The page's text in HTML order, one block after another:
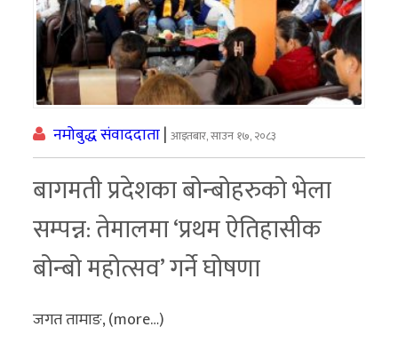
शैली
सूचना
प्रविधि
साहित्य
नमोबुद्ध
टिभी
English
नमोबुद्ध संवाददाता|आइतबार, साउन १७, २०८३
बागमती प्रदेशका बोन्बोहरुको भेला
सम्पन्न: तेमालमा ‘प्रथम ऐतिहासीक
बोन्बो महोत्सव’ गर्ने घोषणा
जगत तामाङ, (more…)